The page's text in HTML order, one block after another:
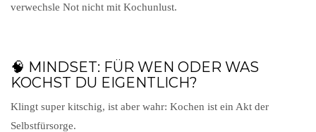
verwechsle Not nicht mit Kochunlust.
🧠 MINDSET: FÜR WEN ODER WAS
KOCHST DU EIGENTLICH?
Klingt super kitschig, ist aber wahr: Kochen ist ein Akt der
Selbstfürsorge.